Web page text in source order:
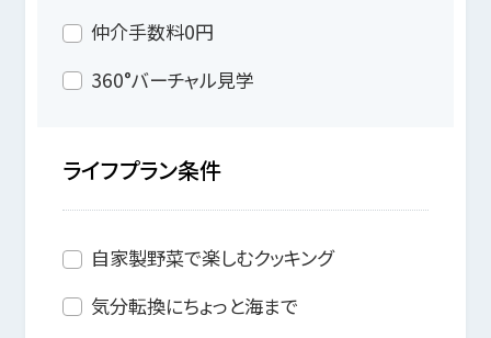
仲介手数料0円
360°バーチャル見学
ライフプラン条件
自家製野菜で楽しむクッキング
気分転換にちょっと海まで